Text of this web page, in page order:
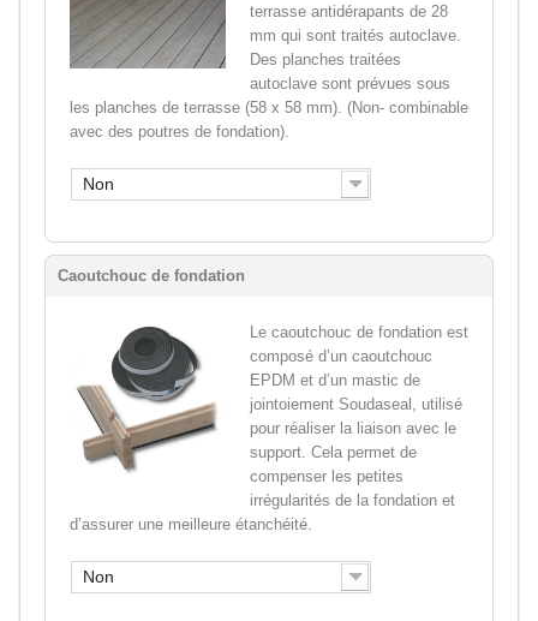
terrasse antidérapants de 28
mm qui sont traités autoclave.
Des planches traitées
autoclave sont prévues sous
les planches de terrasse (58 x 58 mm). (Non- combinable
avec des poutres de fondation).
Non
Caoutchouc de fondation
Le caoutchouc de fondation est
composé d’un caoutchouc
EPDM et d’un mastic de
jointoiement Soudaseal, utilisé
pour réaliser la liaison avec le
support. Cela permet de
compenser les petites
irrégularités de la fondation et
d’assurer une meilleure étanchéité.
Non